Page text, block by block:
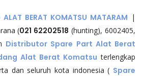
BERAT KOMATSU MATARAM |
(021 62202518 (hunting), 6002405,
Distributor Spare Part Alat Berat
Alat Berat Komatsu terlengkap
dan seluruh kota indonesia ( Spare